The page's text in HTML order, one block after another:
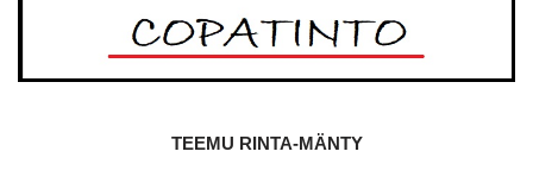
TEEMU RINTA-MÄNTY